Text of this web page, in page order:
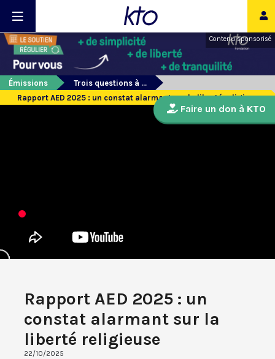
Contenu sponsorisé
Émissions
Trois questions à ...
Rapport AED 2025 : un constat alarmant sur la liberté religieuse
Rapport AED 2025 : un
constat alarmant sur la
liberté religieuse
22/10/2025
Faire un don à KTO